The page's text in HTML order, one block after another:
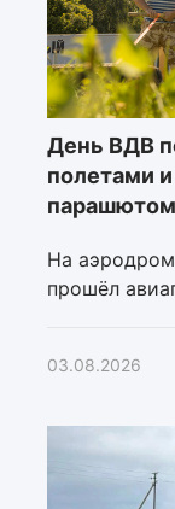
День ВДВ
полетами
парашютом
На
прошёл
03.08.2026